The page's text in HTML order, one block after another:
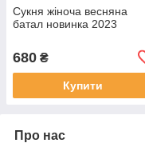
Сукня жіноча весняна
батал новинка 2023
680 ₴
Купити
Про нас